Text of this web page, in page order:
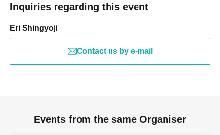
Inquiries regarding this event
Eri Shingyoji
Contact us by e-mail
Events from the same Organiser